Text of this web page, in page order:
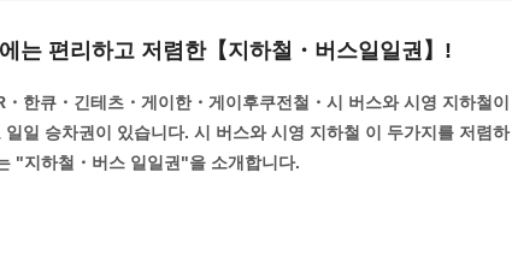
는 편리하고 저렴한【지하철・버스일일권】!
・한큐・긴테츠・게이한・게이후쿠전철・시 버스와 시영 지하철이
일일 승차권이 있습니다. 시 버스와 시영 지하철 이 두가지를 저렴하
"지하철・버스 일일권"을 소개합니다.